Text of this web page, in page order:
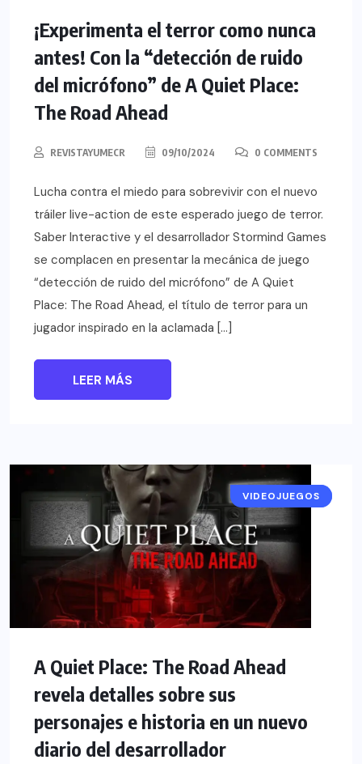
¡Experimenta el terror como nunca
antes! Con la “detección de ruido
del micrófono” de A Quiet Place:
The Road Ahead
REVISTAYUMECR 09/10/2024 0 COMMENTS
Lucha contra el miedo para sobrevivir con el nuevo
tráiler live-action de este esperado juego de terror.
Saber Interactive y el desarrollador Stormind Games
se complacen en presentar la mecánica de juego
“detección de ruido del micrófono” de A Quiet
Place: The Road Ahead, el título de terror para un
jugador inspirado en la aclamada […]
LEER MÁS
NOTICIAS
VIDEOJUEGOS
A Quiet Place: The Road Ahead
revela detalles sobre sus
personajes e historia en un nuevo
diario del desarrollador